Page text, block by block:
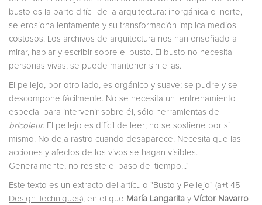
busto es la parte difícil de la arquitectura: inorgánica e inerte,
se erosiona lentamente y su transformación implica medios
costosos. Los archivos de arquitectura nos han enseñado a
mirar, hablar y escribir sobre el busto. El busto no necesita
personas vivas; se puede mantener sin ellas.
El pellejo, por otro lado, es orgánico y suave; se pudre y se
descompone fácilmente. No se necesita un entrenamiento
especial para intervenir sobre él, sólo herramientas de
bricoleur. El pellejo es difícil de leer; no se sostiene por sí
mismo. No deja rastro cuando desaparece. Necesita que las
acciones y afectos de los vivos se hagan visibles.
Generalmente, no resiste el paso del tiempo..."
Este texto es un extracto del artículo "Busto y Pellejo" (a+t 45
Design Techniques), en el que María Langarita y Víctor Navarro